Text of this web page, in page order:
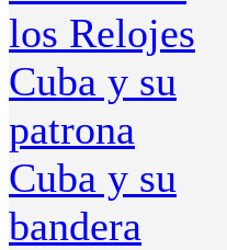
los Relojes
Cuba y su
patrona
Cuba y su
bandera